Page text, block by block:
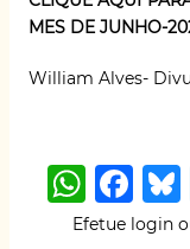
MES DE JUNHO-
William Alves-
W
h
F
a
Efetue login